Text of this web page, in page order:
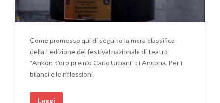
Come promesso qui di seguito la mera classifica
della I edizione del festival nazionale di teatro
“Ankon d’oro premio Carlo Urbani” di Ancona. Per i
bilanci e le riflessioni
Leggi